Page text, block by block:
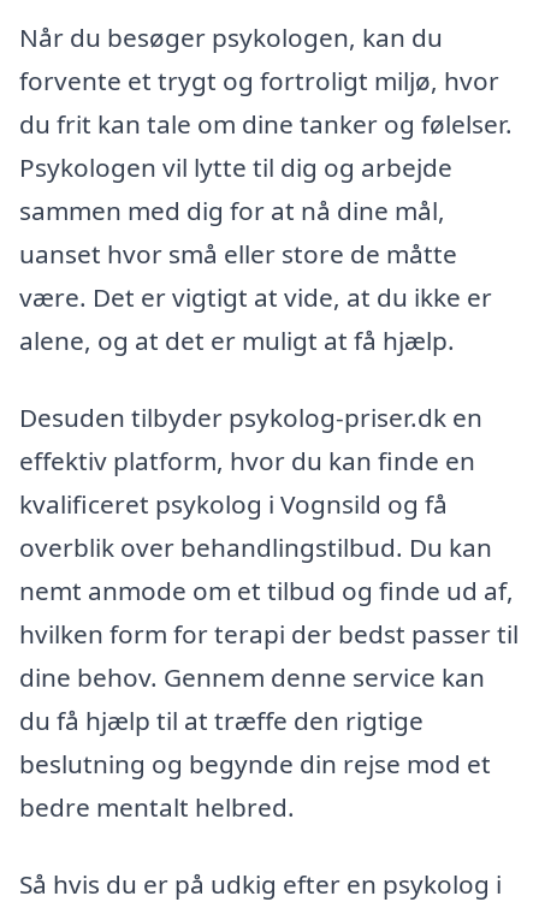
Når du besøger psykologen, kan du
forvente et trygt og fortroligt miljø, hvor
du frit kan tale om dine tanker og følelser.
Psykologen vil lytte til dig og arbejde
sammen med dig for at nå dine mål,
uanset hvor små eller store de måtte
være. Det er vigtigt at vide, at du ikke er
alene, og at det er muligt at få hjælp.
Desuden tilbyder psykolog-priser.dk en
effektiv platform, hvor du kan finde en
kvalificeret psykolog i Vognsild og få
overblik over behandlingstilbud. Du kan
nemt anmode om et tilbud og finde ud af,
hvilken form for terapi der bedst passer til
dine behov. Gennem denne service kan
du få hjælp til at træffe den rigtige
beslutning og begynde din rejse mod et
bedre mentalt helbred.
Så hvis du er på udkig efter en psykolog i